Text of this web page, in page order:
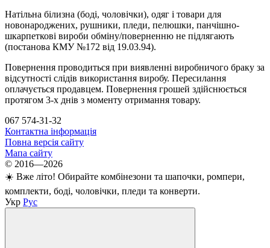
Натільна білизна (боді, чоловічки), одяг і товари для
новонароджених, рушники, пледи, пелюшки, панчішно-
шкарпеткові вироби обміну/поверненню не підлягають
(постанова КМУ №172 від 19.03.94).
Повернення проводиться при виявленні виробничого браку за
відсутності слідів використання виробу. Пересилання
оплачується продавцем. Повернення грошей здійснюється
протягом 3-х днів з моменту отримання товару.
067 574-31-32
Контактна інформація
Повна версія сайту
Мапа сайту
© 2016—2026
☀️ Вже літо! Обирайте комбінезони та шапочки, ромпери,
комплекти, боді, чоловічки, пледи та конверти.
Укр Рус